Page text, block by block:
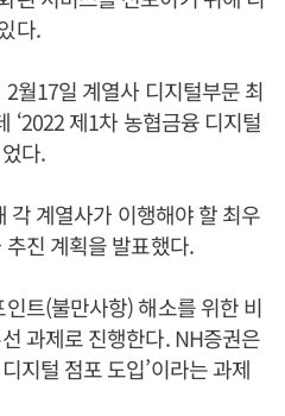
다.
월17일 계열사 디지털부문 최
‘2022 제1차 농협금융 디지털
다.
각 계열사가 이행해야 할 최우
진 계획을 발표했다.
트(불만사항) 해소를 위한 비
과제로 진행한다. NH증권은
지털 점포 도입’이라는 과제